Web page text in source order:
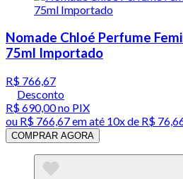
Nomade Chloé Perfume
75ml Importado
R$ 766,67
Desconto
R$ 690,00no PIX
ou R$ 766,67em até 10x de R$
COMPRAR AGORA